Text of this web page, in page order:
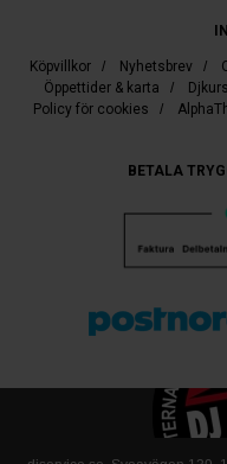
Köpvillkor / Nyhetsbrev /
Öppettider & karta / Djkurs
Policy för cookies /
BETALA